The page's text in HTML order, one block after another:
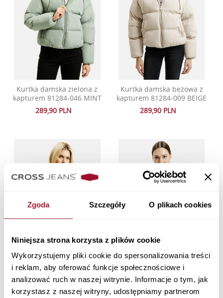
Zgoda Szczegóły O plikach cookies
Niniejsza strona korzysta z plików cookie
Wykorzystujemy pliki cookie do spersonalizowania treści
i reklam, aby oferować funkcje społecznościowe i
analizować ruch w naszej witrynie. Informacje o tym, jak
korzystasz z naszej witryny, udostępniamy partnerom
Kurtka damska zielona z
kapturem 81284-046 MINT
289,90 PLN
Kurtka damska beżowa z
kapturem 81284-009 BEIGE
289,90 PLN
Kurtka damska zimowa zielona
81285-027 GREEN
Kurtka damska jasnoróżowa z
kapturem 81284-301 ROSE